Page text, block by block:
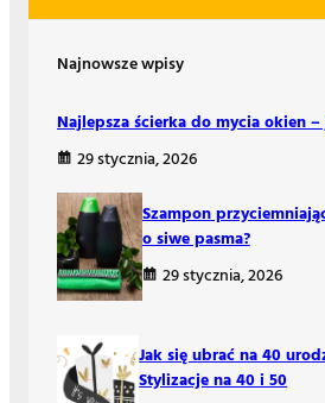
Najnowsze wpisy
Najlepsza ścierka do mycia okien
29 stycznia, 2026
Szampon
o siwe pasma?
29 stycznia, 2026
Jak się ubrać na 40
Stylizacje na 40 i 50